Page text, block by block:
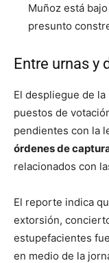
Muñoz está
presunto
Entre urnas y
El despliegue de
puestos de
pendientes con la
órdenes de
relacionados con
El reporte indica
extorsión,
estupefacientes
en medio de la